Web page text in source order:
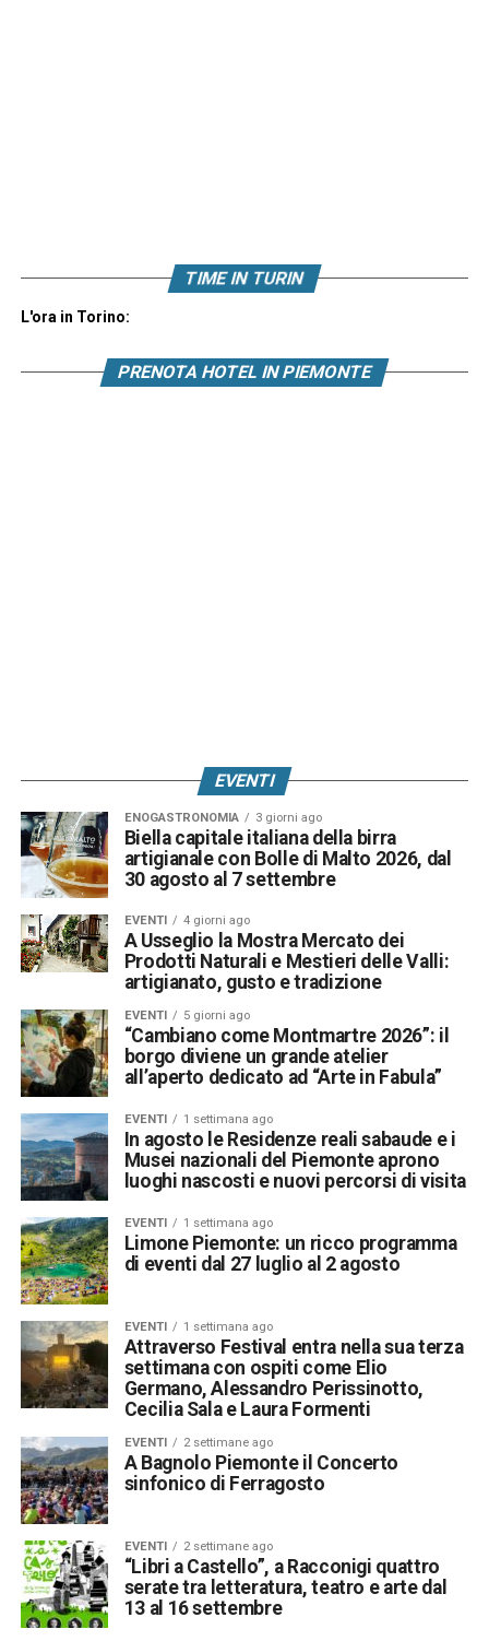
TIME IN TURIN
L'ora in Torino:
PRENOTA HOTEL IN PIEMONTE
EVENTI
ENOGASTRONOMIA 3 giorni ago
Biella capitale italiana della birra
artigianale con Bolle di Malto 2026, dal
30 agosto al 7 settembre
EVENTI 4 giorni ago
A Usseglio la Mostra Mercato dei
Prodotti Naturali e Mestieri delle Valli:
artigianato, gusto e tradizione
EVENTI 5 giorni ago
“Cambiano come Montmartre 2026”: il
borgo diviene un grande atelier
all’aperto dedicato ad “Arte in Fabula”
EVENTI 1 settimana ago
In agosto le Residenze reali sabaude e i
Musei nazionali del Piemonte aprono
luoghi nascosti e nuovi percorsi di visita
EVENTI 1 settimana ago
Limone Piemonte: un ricco programma
di eventi dal 27 luglio al 2 agosto
EVENTI 1 settimana ago
Attraverso Festival entra nella sua terza
settimana con ospiti come Elio
Germano, Alessandro Perissinotto,
Cecilia Sala e Laura Formenti
EVENTI 2 settimane ago
A Bagnolo Piemonte il Concerto
sinfonico di Ferragosto
EVENTI 2 settimane ago
“Libri a Castello”, a Racconigi quattro
serate tra letteratura, teatro e arte dal
13 al 16 settembre